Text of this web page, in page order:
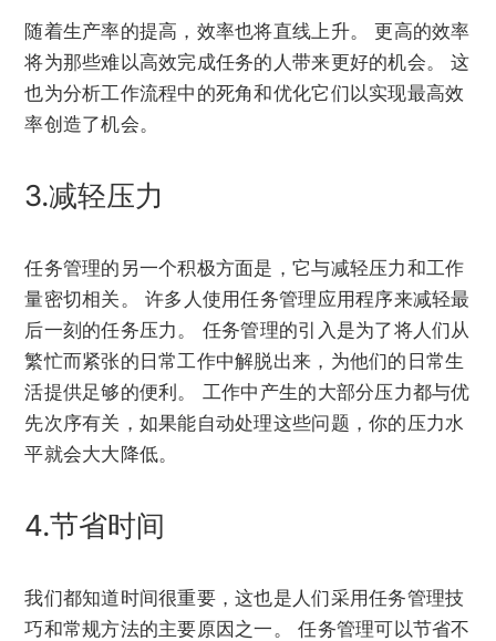
随着生产率的提高，效率也将直线上升。 更高的效率
将为那些难以高效完成任务的人带来更好的机会。 这
也为分析工作流程中的死角和优化它们以实现最高效
率创造了机会。
3.减轻压力
任务管理的另一个积极方面是，它与减轻压力和工作
量密切相关。 许多人使用任务管理应用程序来减轻最
后一刻的任务压力。 任务管理的引入是为了将人们从
繁忙而紧张的日常工作中解脱出来，为他们的日常生
活提供足够的便利。 工作中产生的大部分压力都与优
先次序有关，如果能自动处理这些问题，你的压力水
平就会大大降低。
4.节省时间
我们都知道时间很重要，这也是人们采用任务管理技
巧和常规方法的主要原因之一。 任务管理可以节省不